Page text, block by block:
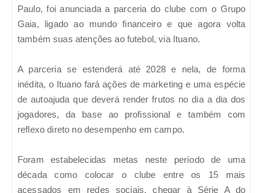
Paulo, foi anunciada a parceria do clube com o Grupo
Gaia, ligado ao mundo financeiro e que agora volta
também suas atenções ao futebol, via Ituano.
A parceria se estenderá até 2028 e nela, de forma
inédita, o Ituano fará ações de marketing e uma espécie
de autoajuda que deverá render frutos no dia a dia dos
jogadores, da base ao profissional e também com
reflexo direto no desempenho em campo.
Foram estabelecidas metas neste período de uma
década como colocar o clube entre os 15 mais
acessados em redes sociais, chegar à Série A do